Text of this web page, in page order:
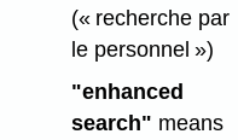
(« recherche par
le personnel »)
"enhanced
search" means